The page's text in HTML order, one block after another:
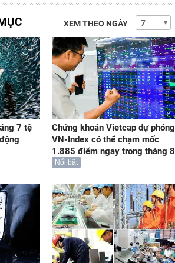
XEM THEO NGÀY
7 tệ
Chứng khoán Vietcap dự phóng
VN-Index có thể chạm mốc
1.885 điểm ngay trong tháng 8
Nổi bật